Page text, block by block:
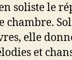
soliste le
chambre.
elle
et